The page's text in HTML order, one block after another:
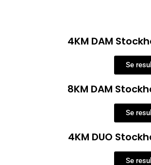
4KM DAM
Se
8KM DAM
Se
4KM DUO
Se